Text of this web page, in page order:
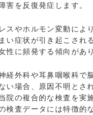
害を反復発症します。
スやホルモン変動によ
い症状が引き起こされ
性に頻発する傾向があ
経外科や耳鼻咽喉科で
い場合、原因不明とさ
院の複合的な検査を実
検査データには特徴的